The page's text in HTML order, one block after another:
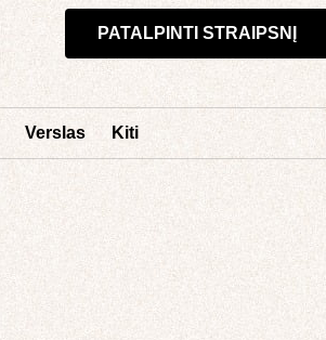
PATALPINTI STRAIPSNĮ
Verslas Kiti